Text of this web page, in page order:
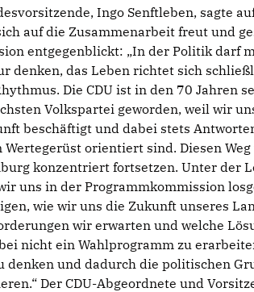
Ingo Senftleben, sagte
auf die Zusammenarbeit freut und
entgegenblickt: „In der Politik darf
denken, das Leben richtet sich
Die CDU ist in den 70 Jahren
Volkspartei geworden, weil wir
beschäftigt und dabei stets
Wertegerüst orientiert sind. Diesen
konzentriert fortsetzen. Unter der
uns in der Programmkommission
wie wir uns die Zukunft unseres
wir erwarten und welche
nicht ein Wahlprogramm zu
denken und dadurch die politischen
Der CDU-Abgeordnete und